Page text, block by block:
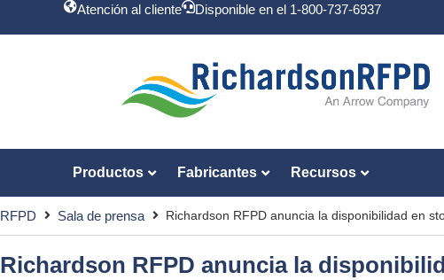
Atención al cliente Disponible en el 1-800-737-6937
Productos Fabricantes Recursos
RFPD Sala de prensa Richardson RFPD anuncia la disponibilidad en
Richardson RFPD anuncia la